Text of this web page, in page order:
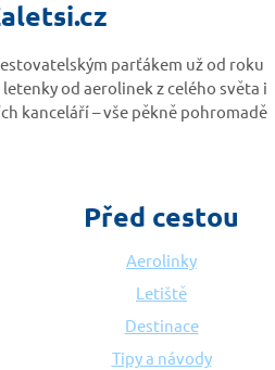
parťákem už od roku
od aerolinek z celého světa i
kanceláří – vše pěkně pohromadě
Před cestou
Aerolinky
Letiště
Destinace
Tipy a návody